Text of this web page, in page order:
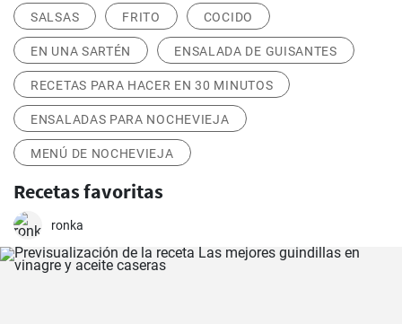
SALSAS FRITO COCIDO
EN UNA SARTÉN ENSALADA DE GUISANTES
RECETAS PARA HACER EN 30 MINUTOS
ENSALADAS PARA NOCHEVIEJA
MENÚ DE NOCHEVIEJA
Recetas favoritas
ronka